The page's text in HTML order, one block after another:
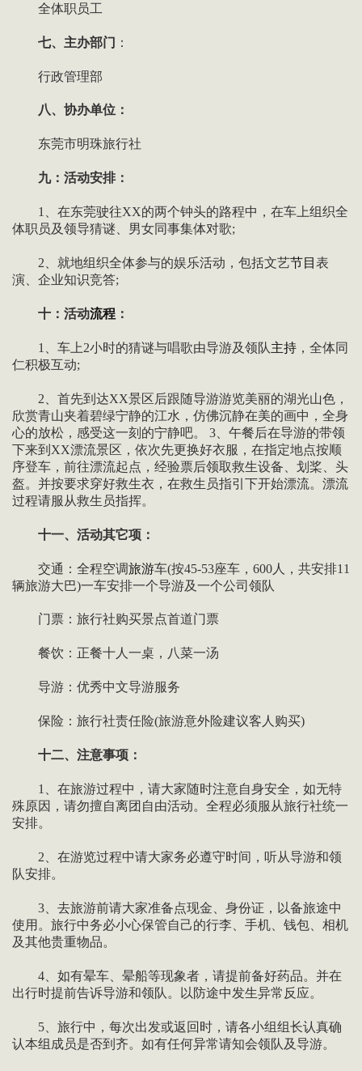
全体职员工
七、主办部门 ：
行政管理部
八、协办单位：
东莞市明珠旅行社
九：活动安排：
1、在东莞驶往XX的两个钟头的路程中，在车上组织全
体职员及领导猜谜、男女同事集体对歌;
2、就地组织全体参与的娱乐活动，包括文艺节目 表
演、企业知识竞答;
十：活动流程：
1、车上2小时的猜谜与唱歌由导游及领队主持，全体同
仁积极互动;
2、首先到达XX景区后跟随导游游览美丽的湖光山色，
欣赏青山夹着碧绿宁静的江水，仿佛沉静在美的画中，全身
心的放松，感受这一刻的宁静吧。 3、午餐后在导游的带领
下来到XX漂流景区，依次先更换好衣服，在指定地点按顺
序登车，前往漂流起点，经验票后领取救生设备、划桨、头
盔。并按要求穿好救生衣，在救生员指引下开始漂流。漂流
过程请服从救生员指挥。
十一、活动其它项：
交通：全程空调旅游车(按45-53座车，600人，共安排11
辆旅游大巴)一车安排一个导游及一个公司领队
门票：旅行社购买景点首道门票
餐饮：正餐十人一桌，八菜一汤
导游：优秀中文导游服务
保险：旅行社责任险(旅游意外险建议客人购买)
十二、注意事项：
1、在旅游过程中，请大家随时注意自身安全，如无特
殊原因，请勿擅自离团自由活动。全程必须服从旅行社统一
安排。
2、在游览过程中请大家务必遵守时间，听从导游和领
队安排。
3、去旅游前请大家准备点现金、身份证，以备旅途中
使用。旅行中务必小心保管自己的行李、手机、钱包、相机
及其他贵重物品。
4、如有晕车、晕船等现象者，请提前备好药品。并在
出行时提前告诉导游和领队。以防途中发生异常反应。
5、旅行中，每次出发或返回时，请各小组组长认真确
认本组成员是否到齐。如有任何异常请知会领队及导游。